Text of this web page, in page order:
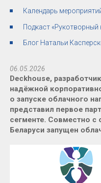
Календарь
Подкаст «Рукотворный
Блог Натальи
06.05.2026
Deckhouse,
надёжной
о запуске облачного
представил первое
сегменте. Совместно с
Беларуси запущен